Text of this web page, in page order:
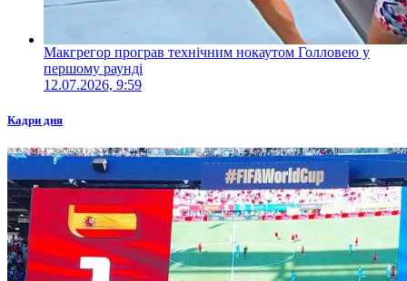
Макгрегор програв технічним нокаутом Голловею у
першому раунді
12.07.2026, 9:59
Кадри дня